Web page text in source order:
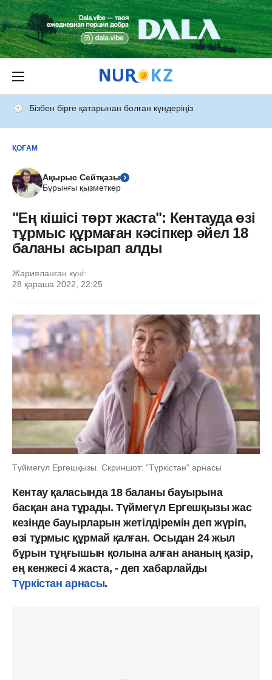
Бізбен бірге қатарынан болған күндеріңіз
ҚОҒАМ
Ақырыс Сейтқазы
Бұрынғы қызметкер
"Ең кішісі төрт жаста": Кентауда өзі
тұрмыс құрмаған кәсіпкер әйел 18
баланы асырап алды
Жарияланған күні:
28 қараша 2022, 22:25
Түймегүл Ергешқызы. Скриншот: "Түркістан" арнасы
Кентау қаласында 18 баланы бауырына
басқан ана тұрады. Түймегүл Ергешқызы жас
кезінде бауырларын жетілдіремін деп жүріп,
өзі тұрмыс құрмай қалған. Осыдан 24 жыл
бұрын тұңғышын қолына алған ананың қазір,
ең кенжесі 4 жаста, - деп хабарлайды
Түркістан арнасы.